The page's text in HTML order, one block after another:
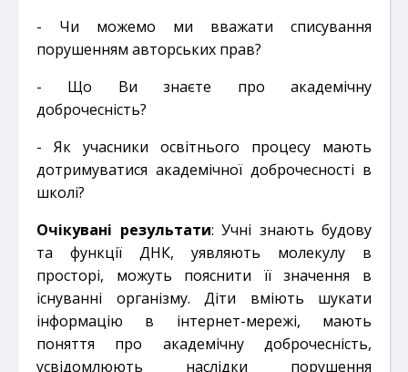
- Чи можемо ми вважати списування
порушенням авторських прав?
- Що Ви знаєте про академічну
доброчесність?
- Як учасники освітнього процесу мають
дотримуватися академічної доброчесності в
школі?
Очікувані результати: Учні знають будову
та функції ДНК, уявляють молекулу в
просторі, можуть пояснити її значення в
існуванні організму. Діти вміють шукати
інформацію в інтернет-мережі, мають
поняття про академічну доброчесність,
усвідомлюють наслідки порушення